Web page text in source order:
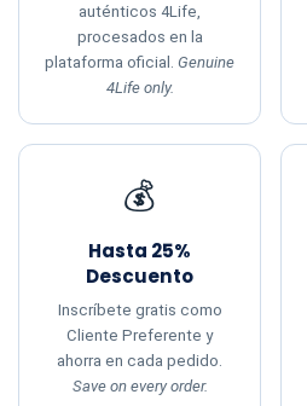
auténticos 4Life,
procesados en la
plataforma oficial. Genuine
4Life only.
💰
Hasta 25%
Descuento
Inscríbete gratis como
Cliente Preferente y
ahorra en cada pedido.
Save on every order.